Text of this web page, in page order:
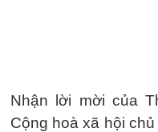
Nhận lời mời của
Cộng hoà xã hội